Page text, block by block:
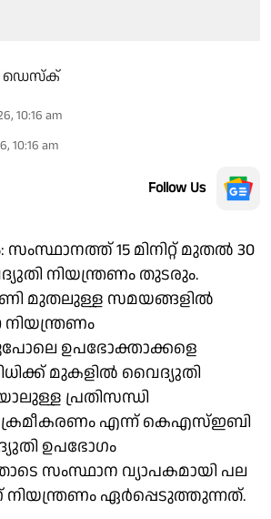
ഡെസ്ക്
10:16 am
10:16 am
Follow Us
15 മിനിറ്റ് മുതൽ 30
നിയന്ത്രണം തുടരും.
മുതലുള്ള സമയങ്ങളിൽ
ഉപഭോക്താക്കളെ
മുകളിൽ വൈദ്യുതി
പ്രതിസന്ധി
ക്രമീകരണം എന്ന് കെഎസ്ഇബി
ഉപഭോഗം
സംസ്ഥാന വ്യാപകമായി പല
ഏർപ്പെടുത്തുന്നത്.